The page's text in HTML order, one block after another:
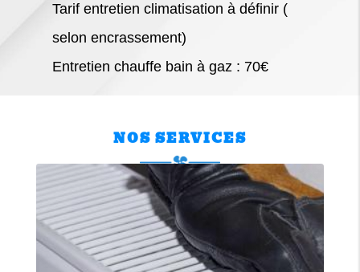
Tarif entretien climatisation à définir (
selon encrassement)
Entretien chauffe bain à gaz : 70€
NOS SERVICES